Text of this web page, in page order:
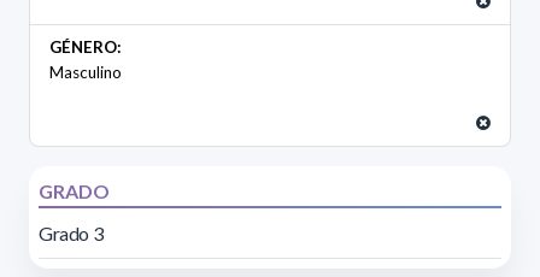
GÉNERO:
Masculino
GRADO
Grado 3